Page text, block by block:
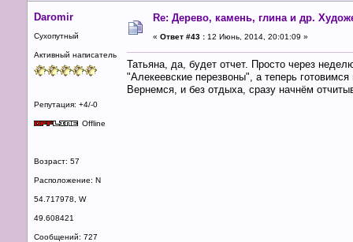
Daromir
Сухопутный
Активный написатель
Репутация: +4/-0
Offline
Возраст: 57
Расположение: N
54.717978, W
49.608421
Сообщений: 727
Re: Дерево, камень, глина и др.
« Ответ #43 : 12 Июнь, 2014, 20:01:09 »
Татьяна, да, будет отчет. Просто через
"Алекеевские перезвоны", а теперь
Вернемся, и без отдыха, сразу начнём